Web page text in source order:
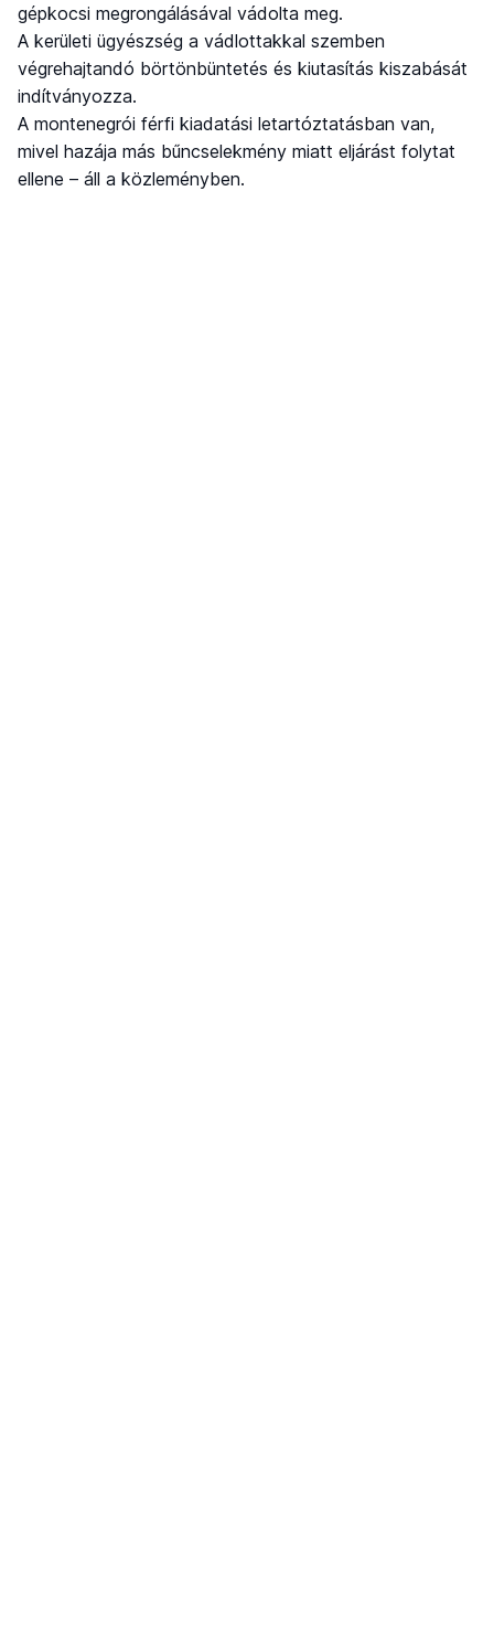
gépkocsi megrongálásával vádolta meg.
A kerületi ügyészség a vádlottakkal szemben
végrehajtandó börtönbüntetés és kiutasítás kiszabását
indítványozza.
A montenegrói férfi kiadatási letartóztatásban van,
mivel hazája más bűncselekmény miatt eljárást folytat
ellene – áll a közleményben.